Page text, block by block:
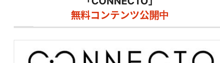
無料コンテンツ公開中